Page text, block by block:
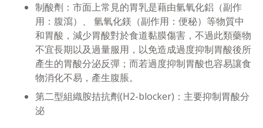
制酸劑：市面上常見的胃乳是藉由氫氧化鋁（副作
用：腹瀉）、 氫氧化鎂（副作用：便秘）等物質中
和胃酸，減少胃酸對於食道黏膜傷害，不過此類藥物
不宜長期以及過量服用，以免造成過度抑制胃酸後所
產生的胃酸分泌反彈；而若過度抑制胃酸也容易讓食
物消化不易，產生腹脹。
第二型組織胺拮抗劑(H2-blocker)：主要抑制胃酸分
泌